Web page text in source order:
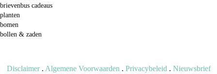
brievenbus cadeaus
planten
bomen
bollen & zaden
Disclaimer. Algemene Voorwaarden . Privacybeleid . Nieuwsbrief